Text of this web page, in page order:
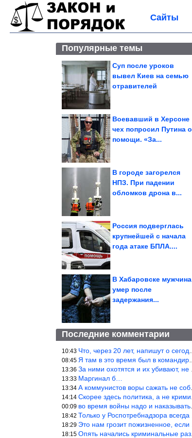
Сайты
Популярные темы
Суп после уроков
вывел Киев на семью
отравителей
Воевавший в Херсоне
чех попросил Путина о
помощи. «За...
В городе загорелся
НПЗ. При падении
обломков дрона в...
Россия подверглась
крупнейшей с начала
года атаке БПЛА....
В Хабаровске мужчина
умер после
задержания...
Последние комментарии
10:43 Что, через 20 лет, напишут о сегодняшних событиях, о сегодняшней
08:45 Я там в это время был в командировке.Было, было…
13:36 За ними охотятся и их убивают, не ужели не понял?
13:33 Маргинал б…
13:34 А коммунистов воры сажать не собираются ???
14:14 Скорее здесь политика, а не криминал. Хотя эти два понятия начин
00:09 во время войны надо и наказывать по законам военного времени, а
18:42 Только у Роспотребнадзора всегда и все в порядке! Когда касается
18:29 Это нам грозит пожизненное, если только грозно посмотреть в их с
18:15 Опять начались криминальные разборки аля 90е!